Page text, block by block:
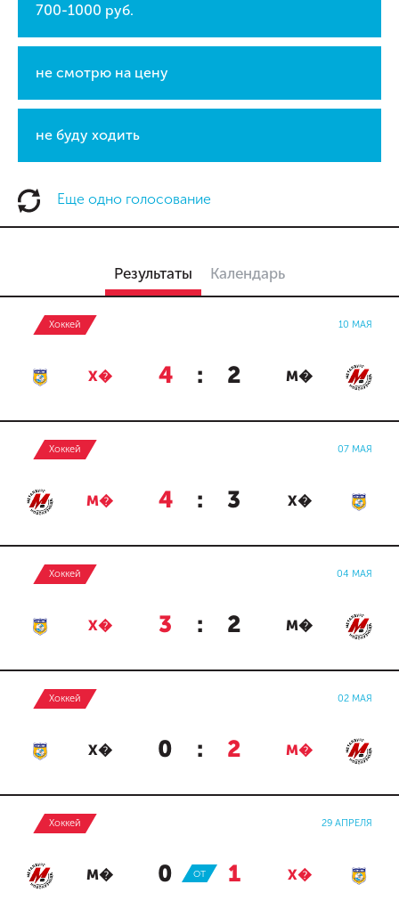
700-1000 руб.
не смотрю на цену
не буду ходить
Еще одно голосование
Результаты Календарь
Хоккей 10 МАЯ
Х� 4 : 2 М�
Хоккей 07 МАЯ
М� 4 : 3 Х�
Хоккей 04 МАЯ
Х� 3 : 2 М�
Хоккей 02 МАЯ
Х� 0 : 2 М�
Хоккей 29 АПРЕЛЯ
М� 0 : 1 Х�
ОТ